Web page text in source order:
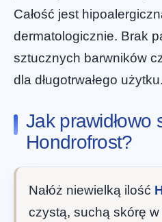
Całość jest
dermatologicznie. Brak
sztucznych barwników
dla długotrwałego użytku.
Jak prawidłowo
Hondrofrost?
Nałóż niewielką ilość
czystą, suchą skórę